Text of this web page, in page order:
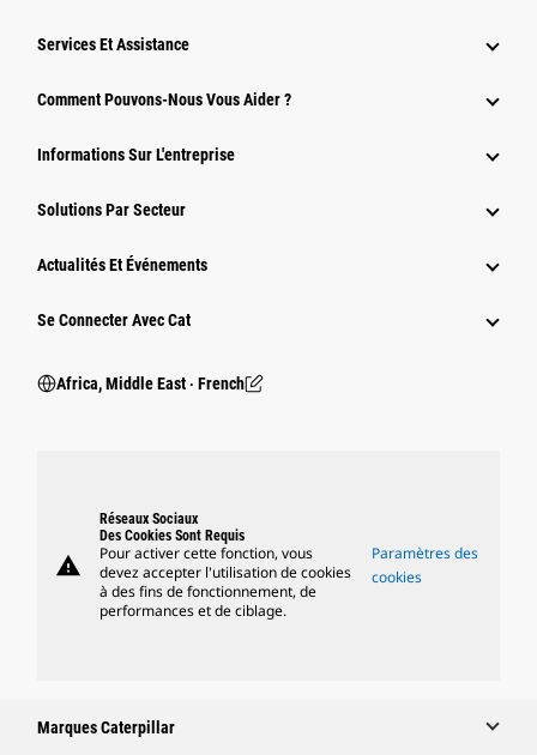
Services Et Assistance
Comment Pouvons-Nous Vous Aider ?
Informations Sur L'entreprise
Solutions Par Secteur
Actualités Et Événements
Se Connecter Avec Cat
Africa, Middle East ‧ French
warning
Réseaux Sociaux
Des Cookies Sont Requis
Pour activer cette fonction, vous
devez accepter l'utilisation de cookies
à des fins de fonctionnement, de
performances et de ciblage.
Paramètres des
cookies
Marques Caterpillar